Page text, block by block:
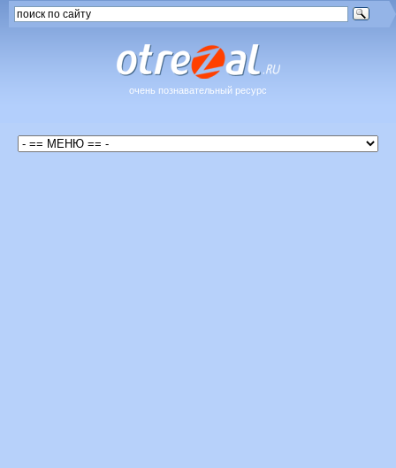
очень познавательный ресурс